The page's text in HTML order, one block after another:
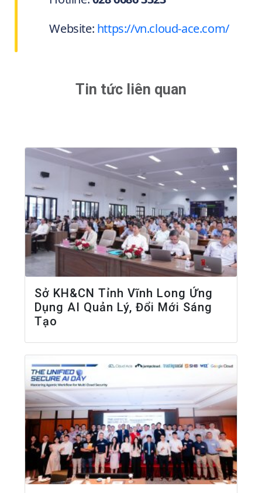
Website: https://vn.cloud-ace.com/
Tin tức liên quan
Sở KH&CN Tỉnh Vĩnh Long Ứng
Dụng AI Quản Lý, Đổi Mới Sáng
Tạo